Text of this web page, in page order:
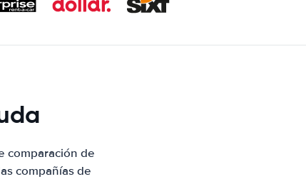
comparación de
compañías de